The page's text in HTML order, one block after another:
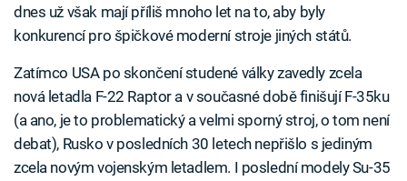
dnes už však mají příliš mnoho let na to, aby byly
konkurencí pro špičkové moderní stroje jiných států.
Zatímco USA po skončení studené války zavedly zcela
nová letadla F-22 Raptor a v současné době finišují F-35ku
(a ano, je to problematický a velmi sporný stroj, o tom není
debat), Rusko v posledních 30 letech nepřišlo s jediným
zcela novým vojenským letadlem. I poslední modely Su-35